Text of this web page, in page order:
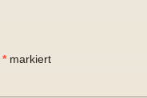
*markiert